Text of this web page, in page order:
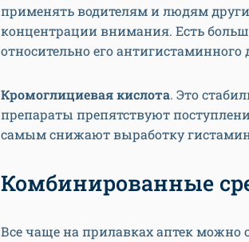
применять водителям и людям
концентрации внимания. Есть
относительно его антигистаминного
Кромоглициевая кислота. Это
препараты препятствуют
самым снижают выработку
Комбинированные
Все чаще на прилавках аптек